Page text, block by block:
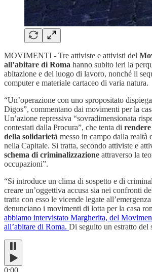
MOVIMENTI - Tre attiviste e attivisti del
all’abitare di Roma hanno subito ieri la
abitazione e del luogo di lavoro, nonché il
computer e materiale cartaceo di varia natura.
“Un’operazione con uno spropositato
Digos”, commentano dai movimenti per la
Un’azione repressiva “sovradimensionata
contestati dalla Procura”, che tenta di rendere
della solidarietà messo in campo dalla realtà
nella Capitale. Si tratta, secondo attiviste e
schema di criminalizzazione attraverso la
occupazioni”.
“Si introduce un clima di sospetto e di
creare un’oggettiva accusa sia nei confronti
tratta con esso le vicende legate
denunciano i movimenti di lotta per la casa
abbiamo intervistato Margherita, del
all’abitare di Roma. Di seguito un estratto del